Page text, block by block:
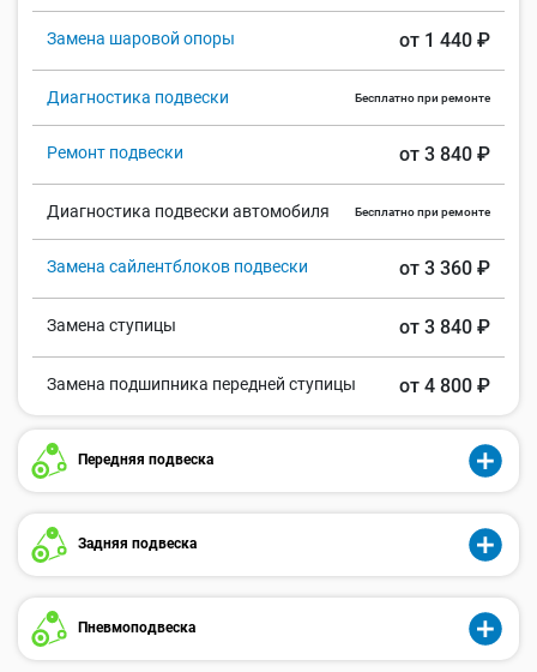
Замена шаровой опоры от 1 440 ₽
Диагностика подвески Бесплатно при ремонте
Ремонт подвески от 3 840 ₽
Диагностика подвески автомобиля Бесплатно при ремонте
Замена сайлентблоков подвески от 3 360 ₽
Замена ступицы от 3 840 ₽
Замена подшипника передней ступицы от 4 800 ₽
Передняя подвеска
Задняя подвеска
Пневмоподвеска